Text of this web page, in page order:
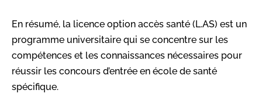
En résumé, la licence option accès santé (L.AS) est un
programme universitaire qui se concentre sur les
compétences et les connaissances nécessaires pour
réussir les concours d’entrée en école de santé
spécifique.